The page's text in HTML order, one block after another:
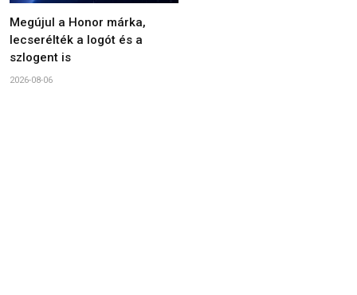
Megújul a Honor márka,
lecserélték a logót és a
szlogent is
2026-08-06